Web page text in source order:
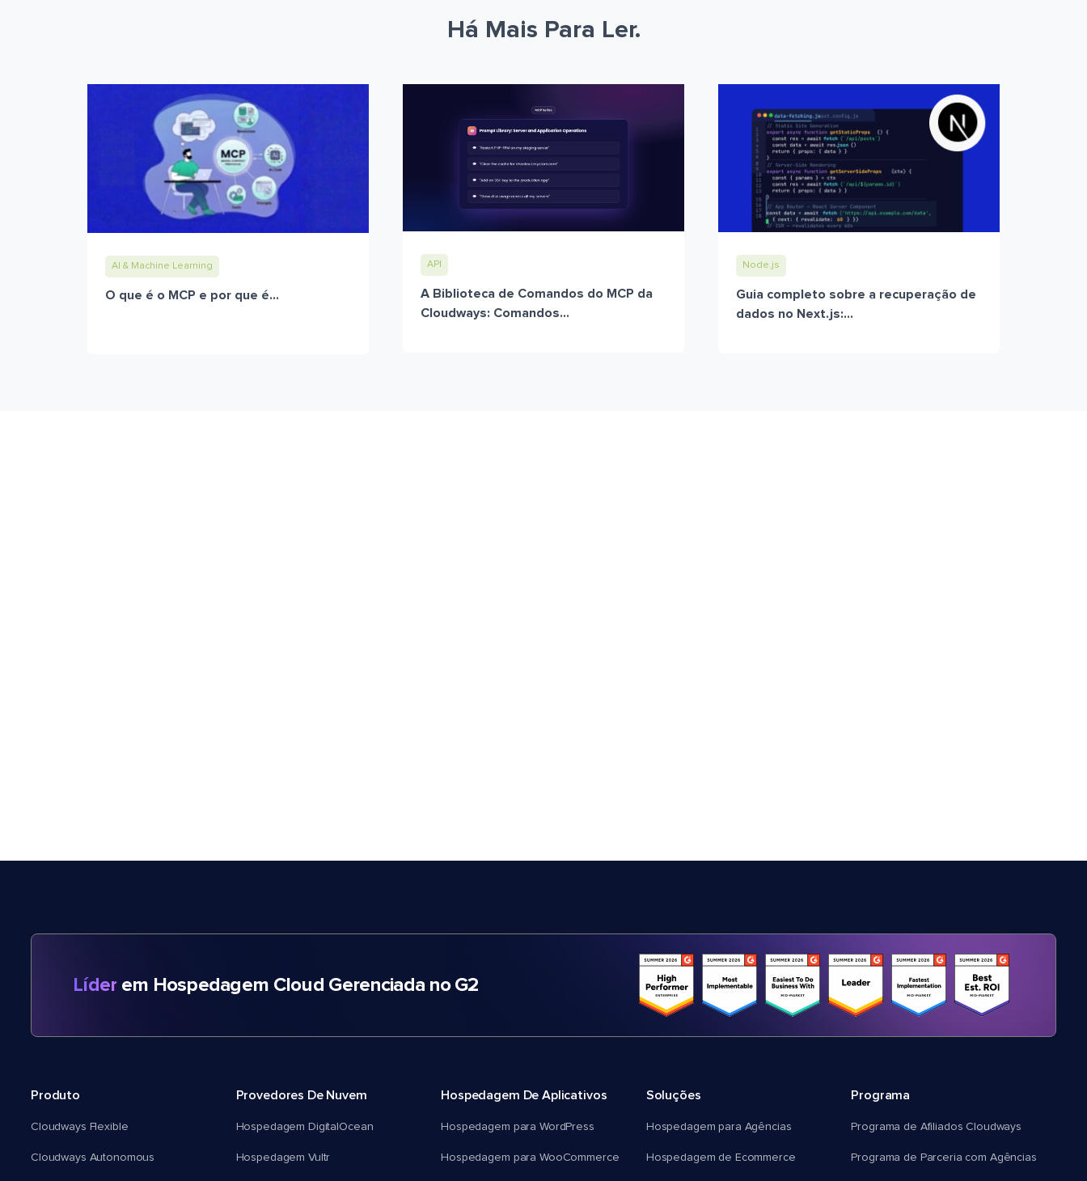
Há Mais Para Ler.
AI & Machine Learning
O que é o MCP e por que é...
API
A Biblioteca de Comandos do MCP da
Cloudways: Comandos...
Node.js
Guia completo sobre a recuperação de
dados no Next.js:...
Líder em Hospedagem Cloud Gerenciada no G2
Produto
Cloudways Flexible
Cloudways Autonomous
Provedores De Nuvem
Hospedagem DigitalOcean
Hospedagem Vultr
Hospedagem De Aplicativos
Hospedagem para WordPress
Hospedagem para WooCommerce
Soluções
Hospedagem para Agências
Hospedagem de Ecommerce
Programa
Programa de Afiliados Cloudways
Programa de Parceria com Agências